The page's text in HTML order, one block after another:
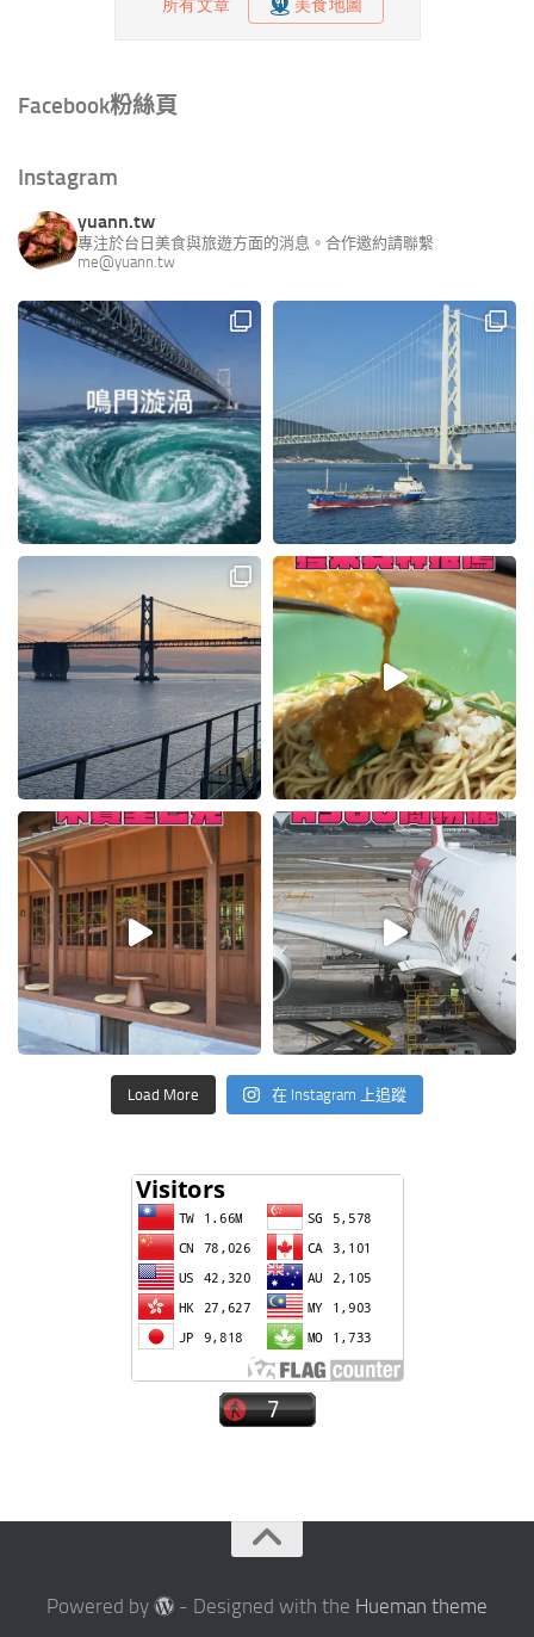
Facebook粉絲頁
Instagram
yuann.tw
專注於台日美食與旅遊方面的消息。合作邀約請聯繫
me@yuann.tw
Load More 在 Instagram 上追蹤
Powered by - Designed with the Hueman theme